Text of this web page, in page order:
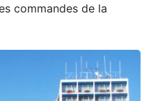
commandes de la